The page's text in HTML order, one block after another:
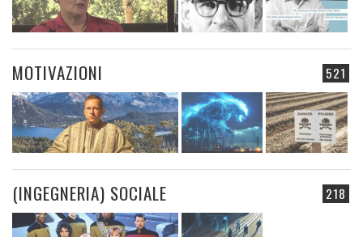
521
MOTIVAZIONI
218
(INGEGNERIA) SOCIALE